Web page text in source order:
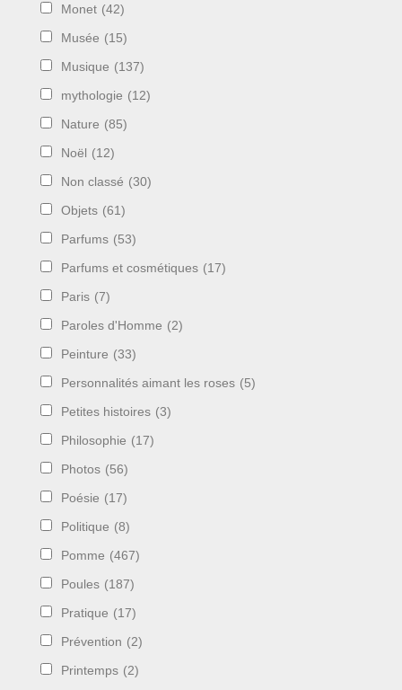
Monet (42)
Musée (15)
Musique (137)
mythologie (12)
Nature (85)
Noël (12)
Non classé (30)
Objets (61)
Parfums (53)
Parfums et cosmétiques (17)
Paris (7)
Paroles d'Homme (2)
Peinture (33)
Personnalités aimant les roses (5)
Petites histoires (3)
Philosophie (17)
Photos (56)
Poésie (17)
Politique (8)
Pomme (467)
Poules (187)
Pratique (17)
Prévention (2)
Printemps (2)